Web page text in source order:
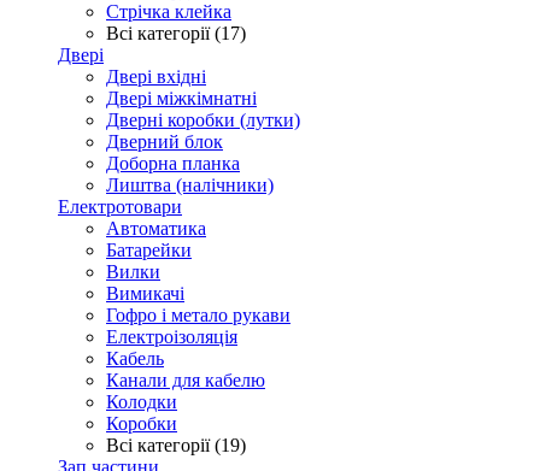
Стрічка клейка
Всі категорії (17)
Двері
Двері вхідні
Двері міжкімнатні
Дверні коробки (лутки)
Дверний блок
Доборна планка
Лиштва (налічники)
Електротовари
Автоматика
Батарейки
Вилки
Вимикачі
Гофро і метало рукави
Електроізоляція
Кабель
Канали для кабелю
Колодки
Коробки
Всі категорії (19)
Зап.частини